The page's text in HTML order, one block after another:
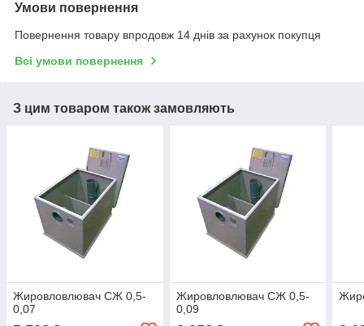
Умови повернення
Повернення товару впродовж 14 днів за рахунок покупця
Всі умови повернення
З цим товаром також замовляють
Жировловлювач СЖ 0,5-
0,07
Жировловлювач СЖ 0,5-
0,09